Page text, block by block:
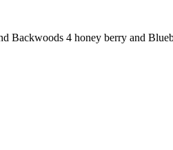
Backwoods 4 honey berry and